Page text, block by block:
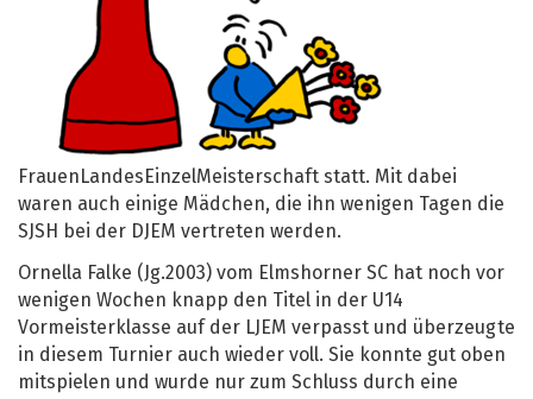
FrauenLandesEinzelMeisterschaft statt. Mit dabei
waren auch einige Mädchen, die ihn wenigen Tagen die
SJSH bei der DJEM vertreten werden.
Ornella Falke (Jg.2003) vom Elmshorner SC hat noch vor
wenigen Wochen knapp den Titel in der U14
Vormeisterklasse auf der LJEM verpasst und überzeugte
in diesem Turnier auch wieder voll. Sie konnte gut oben
mitspielen und wurde nur zum Schluss durch eine